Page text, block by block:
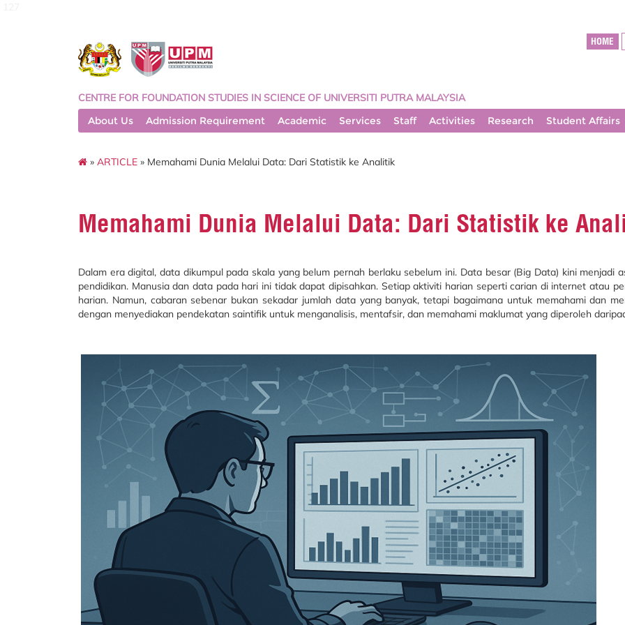
HOME
CENTRE FOR FOUNDATION STUDIES IN SCIENCE OF UNIVERSITI PUTRA MALAYSIA
About Us
Admission Requirement Academic Services Staff Activities Research Student Affairs
» ARTICLE » Memahami Dunia Melalui Data: Dari Statistik ke Analitik
Memahami Dunia Melalui Data: Dari Statistik ke
Dalam era digital, data dikumpul pada skala yang belum pernah berlaku sebelum ini. Data besar (Big Data) kini
pendidikan. Manusia dan data pada hari ini tidak dapat dipisahkan. Setiap aktiviti harian seperti carian di internet atau
harian. Namun, cabaran sebenar bukan sekadar jumlah data yang banyak, tetapi bagaimana untuk memahami dan
dengan menyediakan pendekatan saintifik untuk menganalisis, mentafsir, dan memahami maklumat yang diperoleh